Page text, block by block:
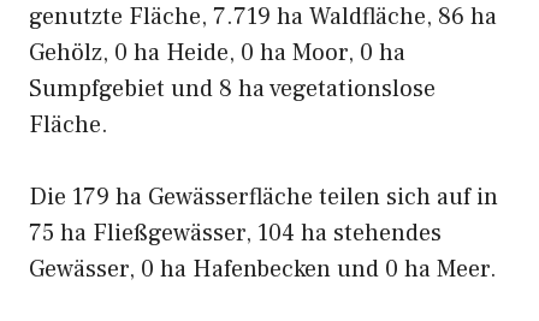
genutzte Fläche, 7.719 ha Waldfläche, 86 ha
Gehölz, 0 ha Heide, 0 ha Moor, 0 ha
Sumpfgebiet und 8 ha vegetationslose
Fläche.
Die 179 ha Gewässerfläche teilen sich auf in
75 ha Fließgewässer, 104 ha stehendes
Gewässer, 0 ha Hafenbecken und 0 ha Meer.